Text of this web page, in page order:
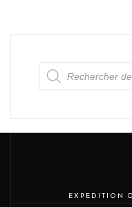
Recherche
de
produits
EXPEDITION